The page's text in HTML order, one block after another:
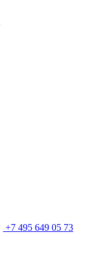
+7 495 649 05 73